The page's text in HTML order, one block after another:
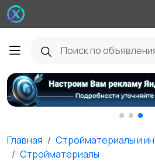
Главная
Стройматериалы и
Стройматериалы